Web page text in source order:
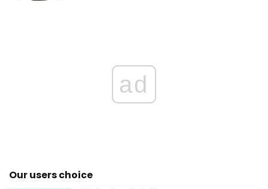
ad
Our users choice